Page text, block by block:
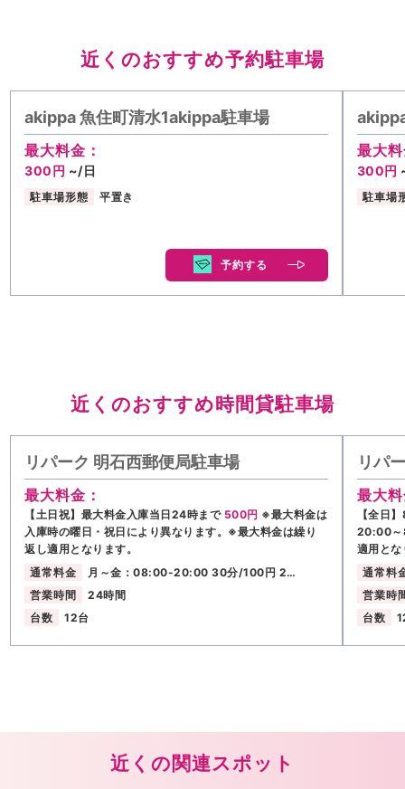
近くのおすすめ予約駐車場
akippa 魚住町清水1akippa駐車場
最大料金：
300円 ~/日
駐車場形態 平置き
予約する
最大
300円
駐車場
近くのおすすめ時間貸駐車場
リパーク 明石西郵便局駐車場
最大料金：
【土日祝】最大料金入庫当日24時まで 500円 ※最大料金は
入庫時の曜日・祝日により異なります。※最大料金は繰り
返し適用となります。
通常料金
月～金：08:00-20:00 30分/100円 2…
営業時間
24時間
台数
12台
リパ
最大
【全日
20:00～
適用と
通常料
営業時
台数
近くの関連スポット